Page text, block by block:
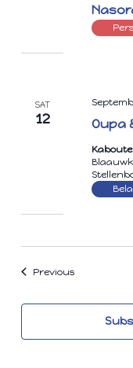
SAT
12 Oupa
PreviousEvents